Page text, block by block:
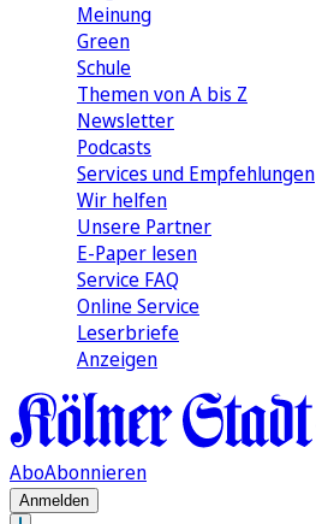
Meinung
Green
Schule
Themen von A bis Z
Newsletter
Podcasts
Services und Empfehlungen
Wir helfen
Unsere Partner
E-Paper lesen
Service FAQ
Online Service
Leserbriefe
Anzeigen
AboAbonnieren
Anmelden